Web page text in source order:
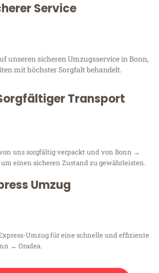
Service
unseren sicheren Umzugsservice in Bonn,
mit höchster Sorgfalt behandelt.
Transport
uns sorgfältig verpackt und von Bonn →
einen sicheren Zustand zu gewährleisten.
Umzug
Umzug für eine schnelle und effiziente
→ Oradea.